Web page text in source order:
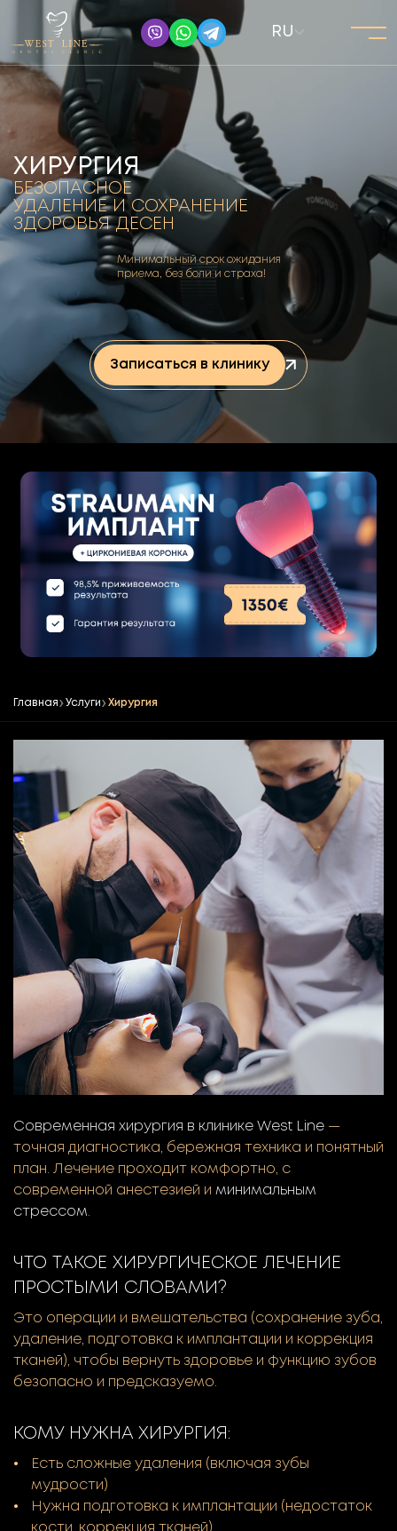
RU
ХИРУРГИЯ
БЕЗОПАСНОЕ
УДАЛЕНИЕ И СОХРАНЕНИЕ
ЗДОРОВЬЯ ДЕСЕН
Минимальный срок ожидания
приема, без боли и страха!
Записаться в клинику
Главная Услуги Хирургия
Современная хирургия в клинике West Line —
точная диагностика, бережная техника и понятный
план. Лечение проходит комфортно, с
современной анестезией и минимальным
стрессом.
ЧТО ТАКОЕ ХИРУРГИЧЕСКОЕ ЛЕЧЕНИЕ
ПРОСТЫМИ СЛОВАМИ?
Это операции и вмешательства (сохранение зуба,
удаление, подготовка к имплантации и коррекция
тканей), чтобы вернуть здоровье и функцию зубов
безопасно и предсказуемо.
КОМУ НУЖНА ХИРУРГИЯ:
Есть сложные удаления (включая зубы
мудрости)
Нужна подготовка к имплантации (недостаток
кости, коррекция тканей)